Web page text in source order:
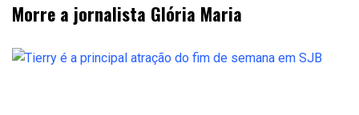
Morre a jornalista Glória Maria